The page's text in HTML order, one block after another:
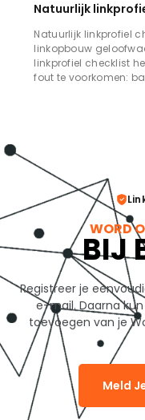
Natuurlijk
Natuurlijk linkprofiel
linkopbouw
linkprofiel checklist
fout te voorkomen:
WORD
BIJ
Registreer je
e-mail. Daarna
toevoegen van je
Meld